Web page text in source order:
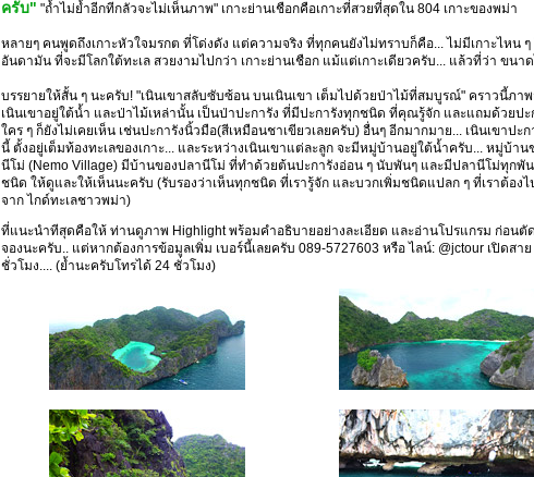
ครับ" "ถ้ำไม่ย้ำอีกทีกลัวจะไม่เห็นภาพ" เกาะย่านเชือกคือเกาะที่สวยที่สุดใน 804 เกาะของพม่า
หลายๆ คนพูดถึงเกาะหัวใจมรกต ที่โด่งดัง แต่ความจริง ที่ทุกคนยังไม่ทราบก็คือ... ไม่มีเกาะไหน ๆ
อันดามัน ที่จะมีโลกใต้ทะเล สวยงามไปกว่า เกาะย่านเชือก แม้แต่เกาะเดียวครับ... แล้วที่ว่า ขนา
บรรยายให้สั้น ๆ นะครับ! "เนินเขาสลับซับซ้อน บนเนินเขา เต็มไปด้วยป่าไม้ที่สมบูรณ์" คราวนี้ภา
เนินเขาอยู่ใต้น้ำ และป่าไม้เหล่านั้น เป็นป่าปะการัง ที่มีปะการังทุกชนิด ที่คุณรู้จัก และแถมด้วยปะ
ใคร ๆ ก็ยังไม่เคยเห็น เช่นปะการังนิ้วมือ(สีเหมือนชาเขียวเลยครับ) อื่นๆ อีกมากมาย... เนินเขาปะก
นี้ ตั้งอยู่เต็มท้องทะเลของเกาะ... และระหว่างเนินเขาแต่ละลูก จะมีหมู่บ้านอยู่ใต้น้ำครับ... หมู่บ้าน
นีโม่ (Nemo Village) มีบ้านของปลานีโม่ ที่ทำด้วยต้นปะการังอ่อน ๆ นับพันๆ และมีปลานีโม่ทุกพั
ชนิด ให้ดูและให้เห็นนะครับ (รับรองว่าเห็นทุกชนิด ที่เรารู้จัก และบวกเพิ่มชนิดแปลก ๆ ที่เราต้อง
จาก ไกด์ทะเลชาวพม่า)
ที่แนะนำทีสุดคือให้ ท่านดูภาพ Highlight พร้อมคำอธิบายอย่างละเอียด และอ่านโปรแกรม ก่อนตั
จองนะครับ.. แต่หากต้องการข้อมูลเพิ่ม เบอร์นี้เลยครับ 089-5727603 หรือ ไลน์: @jctour เปิดสา
ชั่วโมง.... (ย้ำนะครับโทรได้ 24 ชั่วโมง)